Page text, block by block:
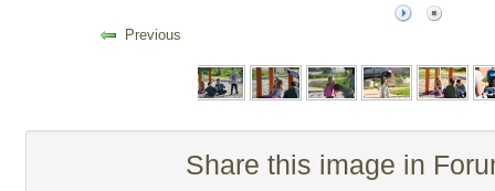
Previous
Share this image in